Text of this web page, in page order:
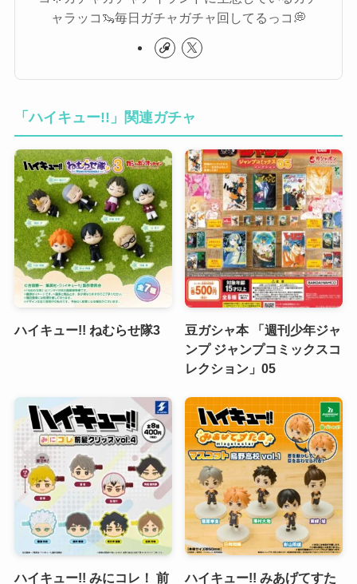
ャラッコ🦦毎日ガチャガチャ回してるっコ💭
「ハイキュー!!」関連ガチャ
ハイキュー!! ねむらせ隊3
豆ガシャ本 「週刊少年ジャ
ンプ ジャンプコミックスコ
レクション」05
ハイキュー!! みにコレ！ 前
ハイキュー!! みあげてすた